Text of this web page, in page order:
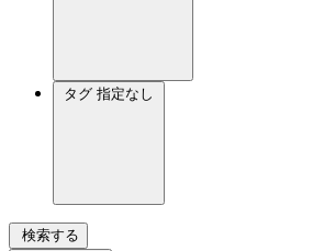
タグ 指定なし
検索する